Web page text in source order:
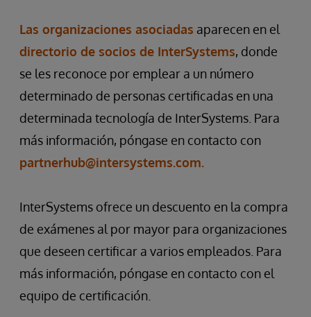
Las organizaciones asociadas aparecen en el
directorio de socios de InterSystems, donde
se les reconoce por emplear a un número
determinado de personas certificadas en una
determinada tecnología de InterSystems. Para
más información, póngase en contacto con
partnerhub@intersystems.com.
InterSystems ofrece un descuento en la compra
de exámenes al por mayor para organizaciones
que deseen certificar a varios empleados. Para
más información, póngase en contacto con el
equipo de certificación.